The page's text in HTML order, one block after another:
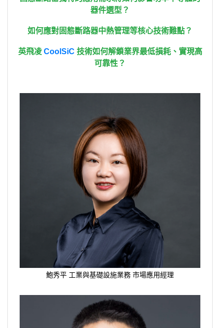
器件選型？
如何應對固態斷路器中熱管理等核心技術難點？
英飛凌 CoolSiC 技術如何解鎖業界最低損耗、實現高
可靠性？
鮑秀平 工業與基礎設施業務 市場應用經理